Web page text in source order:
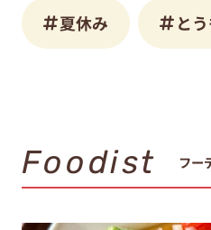
夏休み と
Foodist フー